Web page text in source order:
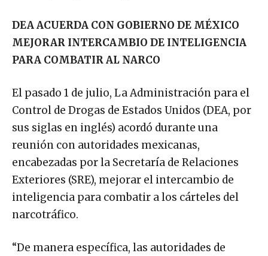
DEA ACUERDA CON GOBIERNO DE MÉXICO
MEJORAR INTERCAMBIO DE INTELIGENCIA
PARA COMBATIR AL NARCO
El pasado 1 de julio, La Administración para el
Control de Drogas de Estados Unidos (DEA, por
sus siglas en inglés) acordó durante una
reunión con autoridades mexicanas,
encabezadas por la Secretaría de Relaciones
Exteriores (SRE), mejorar el intercambio de
inteligencia para combatir a los cárteles del
narcotráfico.
“De manera específica, las autoridades de